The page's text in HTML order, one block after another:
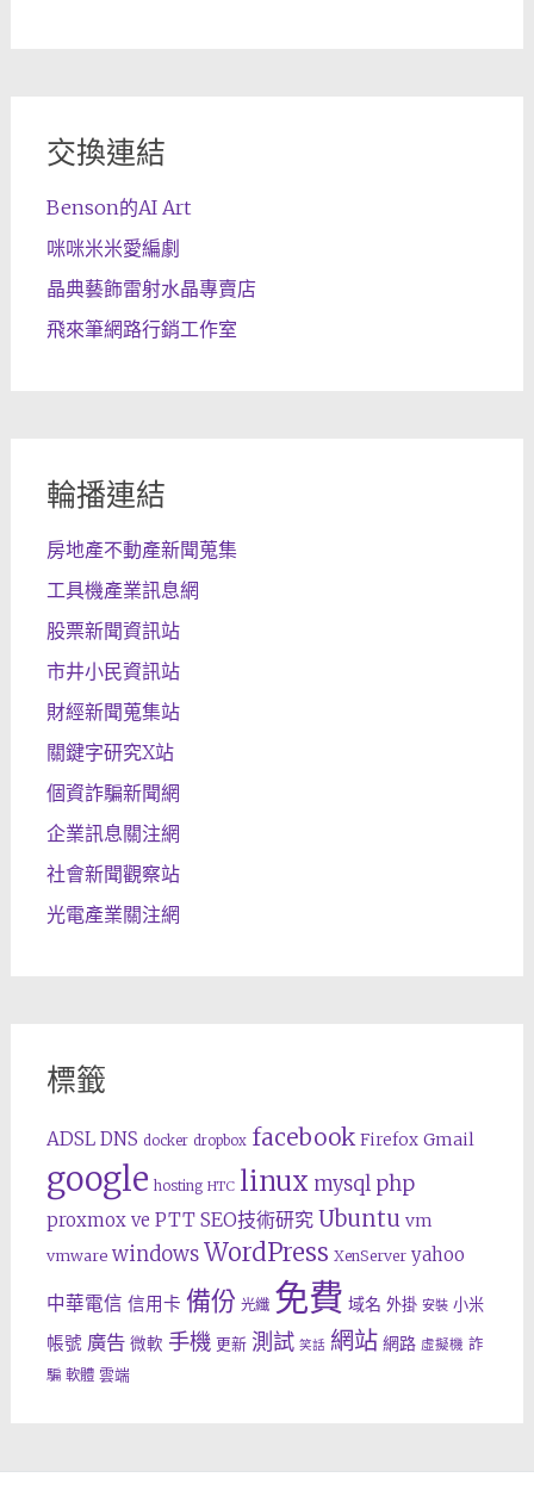
交換連結
Benson的AI Art
咪咪米米愛編劇
晶典藝飾雷射水晶專賣店
飛來筆網路行銷工作室
輪播連結
房地產不動產新聞蒐集
工具機產業訊息網
股票新聞資訊站
市井小民資訊站
財經新聞蒐集站
關鍵字研究X站
個資詐騙新聞網
企業訊息關注網
社會新聞觀察站
光電產業關注網
標籤
ADSL DNS docker dropbox facebook Firefox Gmail
google hosting HTC linux mysql php
proxmox ve PTT SEO技術研究 Ubuntu vm
vmware windows WordPress XenServer yahoo
中華電信 信用卡 備份 光纖 免費 域名 外掛 安裝 小米
帳號 廣告 微軟 手機 更新 測試 笑話 網站 網路 虛擬機 詐
騙 軟體 雲端